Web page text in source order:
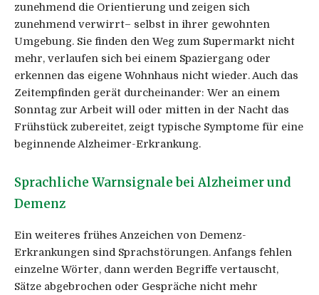
zunehmend die Orientierung und zeigen sich
zunehmend verwirrt– selbst in ihrer gewohnten
Umgebung. Sie finden den Weg zum Supermarkt nicht
mehr, verlaufen sich bei einem Spaziergang oder
erkennen das eigene Wohnhaus nicht wieder. Auch das
Zeitempfinden gerät durcheinander: Wer an einem
Sonntag zur Arbeit will oder mitten in der Nacht das
Frühstück zubereitet, zeigt typische Symptome für eine
beginnende Alzheimer-Erkrankung.
Sprachliche Warnsignale bei Alzheimer und
Demenz
Ein weiteres frühes Anzeichen von Demenz-
Erkrankungen sind Sprachstörungen. Anfangs fehlen
einzelne Wörter, dann werden Begriffe vertauscht,
Sätze abgebrochen oder Gespräche nicht mehr